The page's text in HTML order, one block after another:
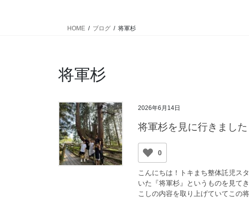
HOME ブログ 将軍杉
将軍杉
2026年6月14日
将軍杉を見に行きました
0
こんにちは！トキまち整体託児ス
いた『将軍杉』というものを見て
こしの内容を取り上げていてこの